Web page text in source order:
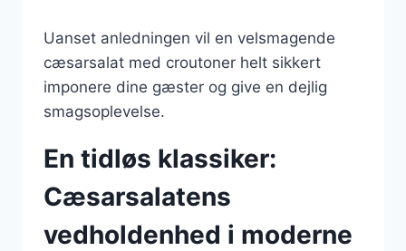
Uanset anledningen vil en velsmagende
cæsarsalat med croutoner helt sikkert
imponere dine gæster og give en dejlig
smagsoplevelse.
En tidløs klassiker:
Cæsarsalatens
vedholdenhed i moderne